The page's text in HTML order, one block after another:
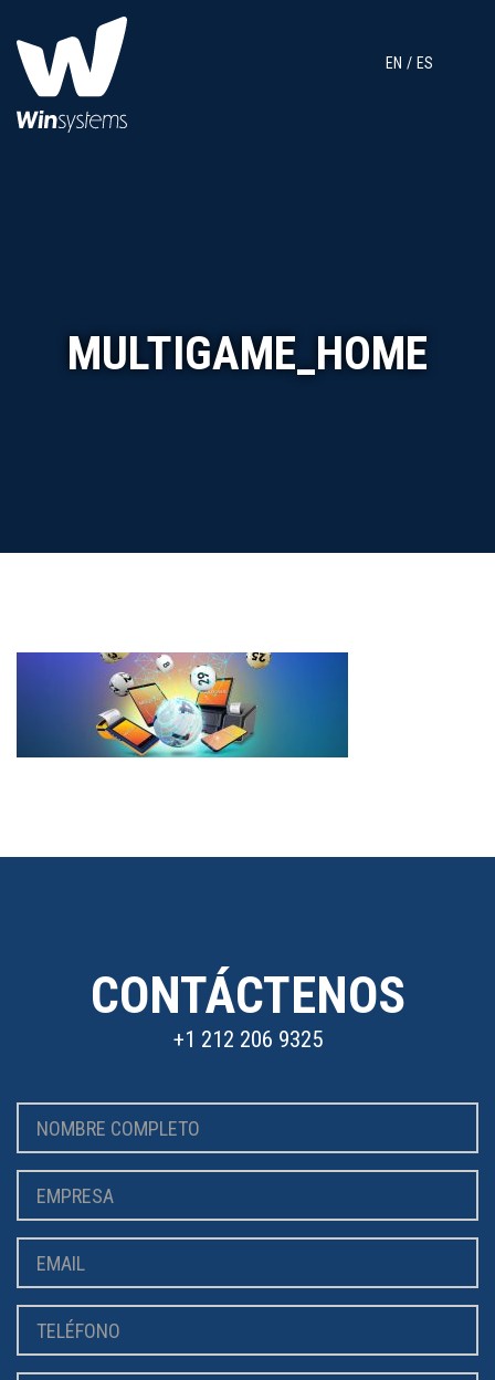
EN ES
MULTIGAME_HOME
CONTÁCTENOS
+1 212 206 9325